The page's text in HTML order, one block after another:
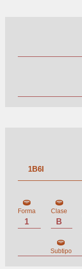
1B6I
Forma
1
Clase
B
Subtipo